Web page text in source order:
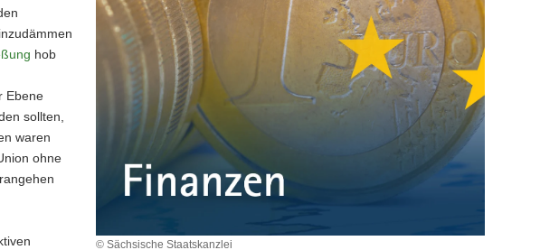
© Sächsische Staatskanzlei
hob
Ebene
sollten,
waren
ohne